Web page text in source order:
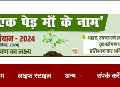
लाइफ स्टाइल अन्य संपर्क करें